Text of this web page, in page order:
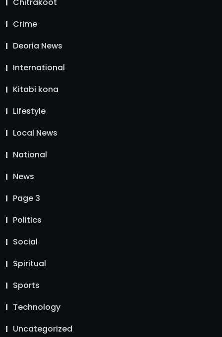
Chitrakoot
Crime
Deoria News
International
Kitabi kona
Lifestyle
Local News
National
News
Page 3
Politics
Social
Spiritual
Sports
Technology
Uncategorized